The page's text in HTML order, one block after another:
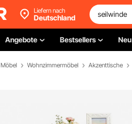
Liefern nach
Deutschland
Angebote Bestsellers Neu
Möbel Wohnzimmermöbel Akzenttische